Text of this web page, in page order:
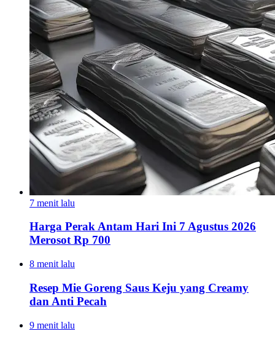
7 menit lalu
Harga Perak Antam Hari Ini 7 Agustus 2026
Merosot Rp 700
8 menit lalu
Resep Mie Goreng Saus Keju yang Creamy
dan Anti Pecah
9 menit lalu